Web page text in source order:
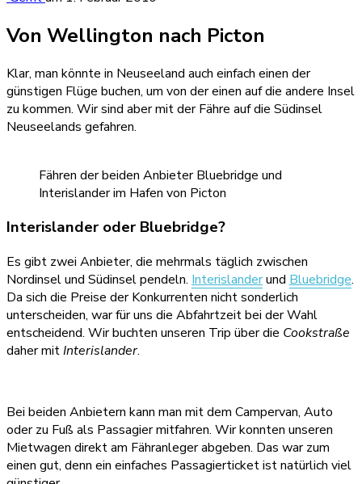
Von Wellington nach Picton
Klar, man könnte in Neuseeland auch einfach einen der
günstigen Flüge buchen, um von der einen auf die andere Insel
zu kommen. Wir sind aber mit der Fähre auf die Südinsel
Neuseelands gefahren.
Fähren der beiden Anbieter Bluebridge und
Interislander im Hafen von Picton
Interislander oder Bluebridge?
Es gibt zwei Anbieter, die mehrmals täglich zwischen
Nordinsel und Südinsel pendeln. Interislanderund Bluebridge.
Da sich die Preise der Konkurrenten nicht sonderlich
unterscheiden, war für uns die Abfahrtzeit bei der Wahl
entscheidend. Wir buchten unseren Trip über die Cookstraße
daher mitInterislander.
Bei beiden Anbietern kann man mit dem Campervan, Auto
oder zu Fuß als Passagier mitfahren. Wir konnten unseren
Mietwagen direkt am Fähranleger abgeben. Das war zum
einen gut, denn ein einfaches Passagierticket ist natürlich viel